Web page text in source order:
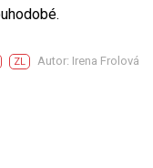
ZL Autor: Irena Frolová